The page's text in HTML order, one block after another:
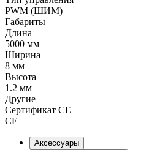
PWM (ШИМ)
Габариты
Длина
5000 мм
Ширина
8 мм
Высота
1.2 мм
Другие
Сертификат CE
CE
Аксессуары